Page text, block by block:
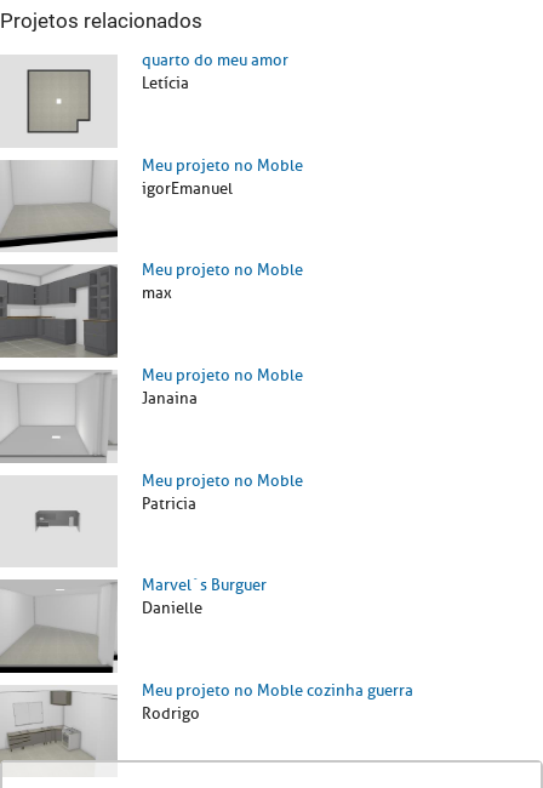
Projetos relacionados
quarto do meu amor
Letícia
Meu projeto no Moble
igorEmanuel
Meu projeto no Moble
max
Meu projeto no Moble
Janaina
Meu projeto no Moble
Patricia
Marvel´s Burguer
Danielle
Meu projeto no Moble cozinha guerra
Rodrigo